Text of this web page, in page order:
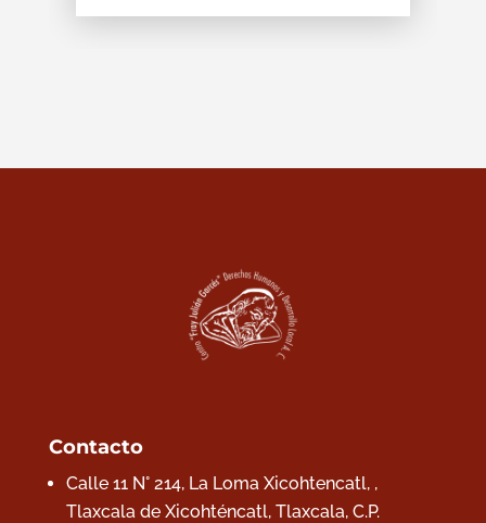
Contacto
Calle 11 N° 214, La Loma Xicohtencatl, ,
Tlaxcala de Xicohténcatl, Tlaxcala, C.P.